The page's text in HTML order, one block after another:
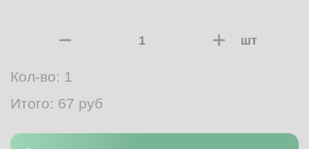
шт
Кол-во: 1
Итого: 67 руб